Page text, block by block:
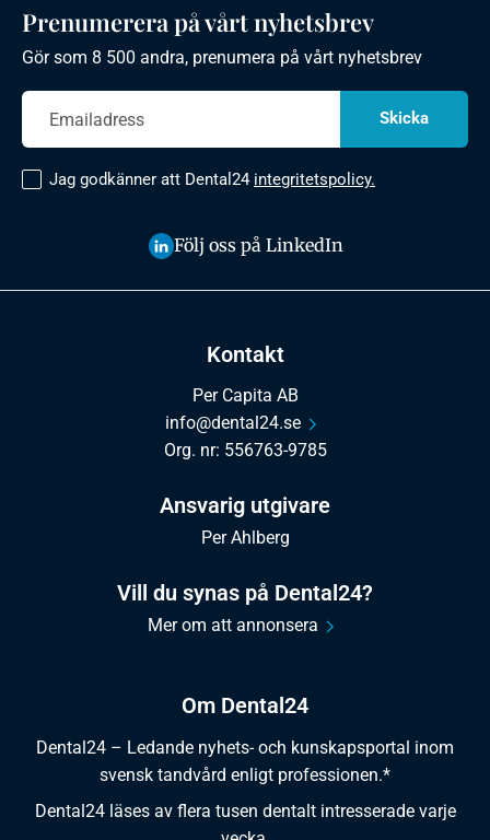
Om Dental24
Dental24 – Ledande nyhets- och kunskapsportal inom
svensk tandvård enligt professionen.*
Dental24 läses av flera tusen dentalt intresserade varje
Kontakt
Per Capita AB
info@dental24.se
Org. nr: 556763-9785
Ansvarig utgivare
Per Ahlberg
Vill du synas på Dental24?
Mer om att annonsera
Prenumerera på vårt nyhetsbrev
Gör som 8 500 andra, prenumera på vårt nyhetsbrev
Jag godkänner att Dental24 integritetspolicy.
Följ oss på LinkedIn